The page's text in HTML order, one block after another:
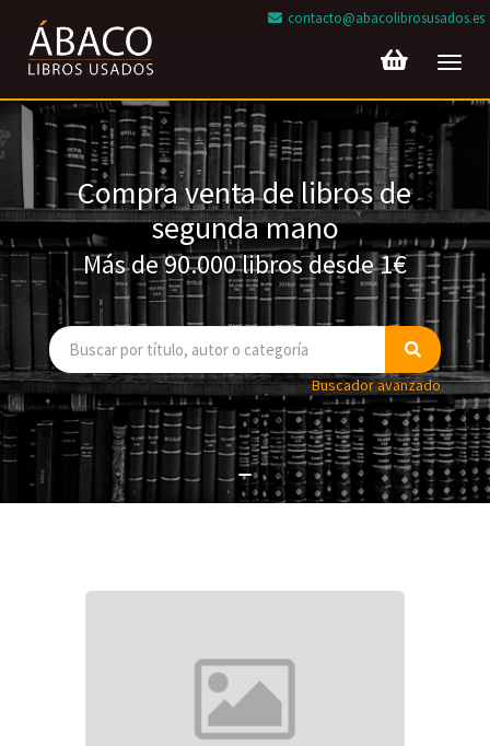
contacto@abacolibrosusados.es
Compra venta de libros de
segunda mano
Más de 90.000 libros desde 1€
Buscador avanzado